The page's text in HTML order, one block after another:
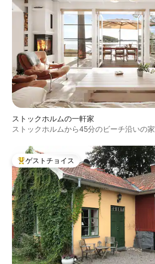
ストックホルムの一軒家
ストックホルムから45分のビーチ沿いの家
大好評のゲストチョイスです。
ゲストチョイス